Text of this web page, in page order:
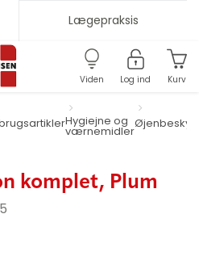
Lægepraksis
Viden Log ind Kurv
Hygiejne og
værnemidler
komplet, Plum